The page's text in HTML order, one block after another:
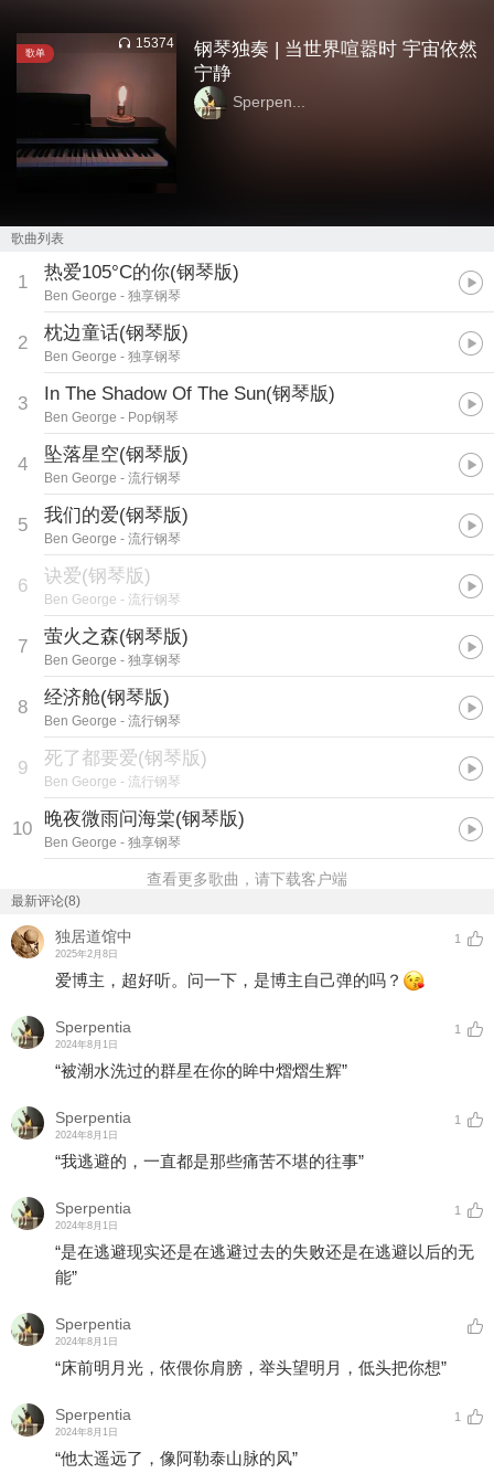
歌单
15374
钢琴独奏 | 当世界喧嚣时 宇宙依然
宁静
Sperpen...
歌曲列表
1 热爱105°C的你(钢琴版)
Ben George - 独享钢琴
2 枕边童话(钢琴版)
Ben George - 独享钢琴
3 In The Shadow Of The Sun(钢琴版)
Ben George - Pop钢琴
4 坠落星空(钢琴版)
Ben George - 流行钢琴
5 我们的爱(钢琴版)
Ben George - 流行钢琴
6 诀爱(钢琴版)
Ben George - 流行钢琴
7 萤火之森(钢琴版)
Ben George - 独享钢琴
8 经济舱(钢琴版)
Ben George - 流行钢琴
9 死了都要爱(钢琴版)
Ben George - 流行钢琴
10 晚夜微雨问海棠(钢琴版)
Ben George - 独享钢琴
查看更多歌曲，请下载客户端
最新评论(8)
独居道馆中
2025年2月8日
1
爱博主，超好听。问一下，是博主自己弹的吗？
Sperpentia
2024年8月1日
1
“被潮水洗过的群星在你的眸中熠熠生辉”
Sperpentia
2024年8月1日
1
“我逃避的，一直都是那些痛苦不堪的往事”
Sperpentia
2024年8月1日
1
“是在逃避现实还是在逃避过去的失败还是在逃避以后的无
能”
Sperpentia
2024年8月1日
“床前明月光，依偎你肩膀，举头望明月，低头把你想”
Sperpentia
2024年8月1日
1
“他太遥远了，像阿勒泰山脉的风”